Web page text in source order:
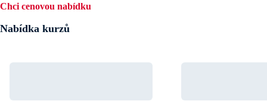
Chci cenovou nabídku
Nabídka kurzů